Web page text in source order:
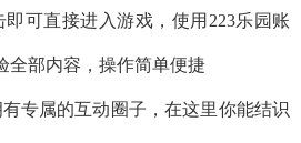
可直接进入游戏，使用223乐园账
全部内容，操作简单便捷
专属的互动圈子，在这里你能结识